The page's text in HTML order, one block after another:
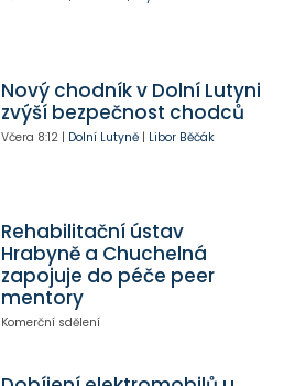
Nový chodník v Dolní Lutyni
zvýší bezpečnost chodců
Včera 8:12| Dolní Lutyně| Libor Běčák
Rehabilitační ústav
Hrabyně a Chuchelná
zapojuje do péče peer
mentory
Komerční sdělení